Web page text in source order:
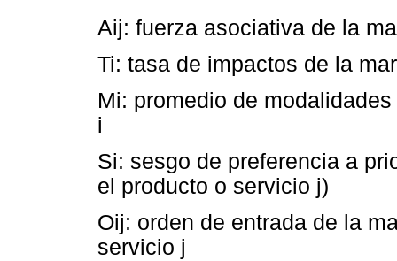
Aij: fuerza asociativa de la
Ti: tasa de impactos de la
Mi: promedio de
i
Si: sesgo de preferencia a
el producto o servicio j)
Oij: orden de entrada de la
servicio j